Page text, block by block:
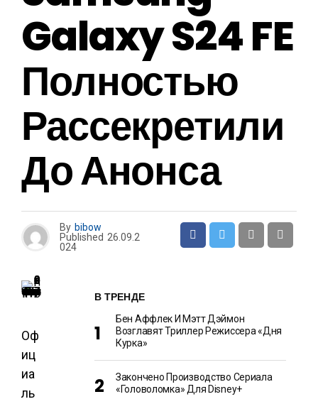
Galaxy S24 FE
Полностью
Рассекретили
До Анонса
By bibow
Published 26.09.2
024
Оф
иц
иа
ль
В ТРЕНДЕ
Бен Аффлек И Мэтт Дэймон
Возглавят Триллер Режиссера «Дня
Курка»
Закончено Производство Сериала
«Головоломка» Для Disney+